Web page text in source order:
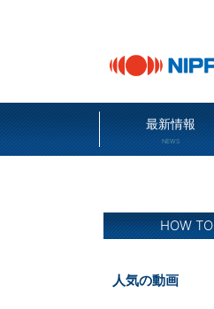
最新情報
NEWS
HOW TO
人気の動画